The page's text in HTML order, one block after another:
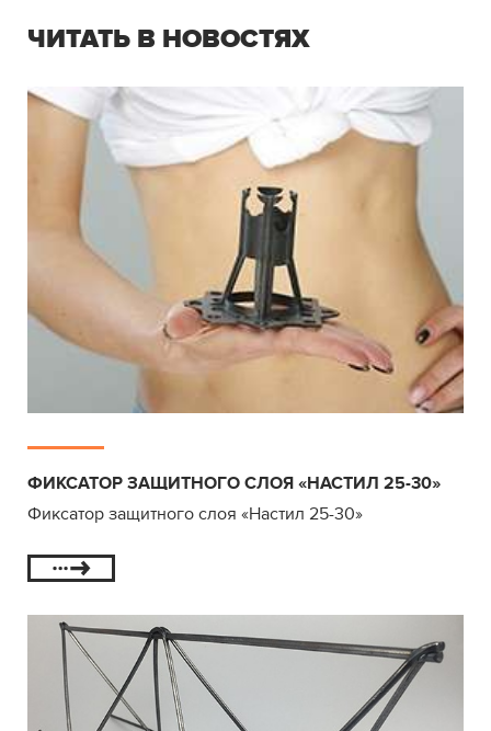
ЧИТАТЬ В НОВОСТЯХ
ФИКСАТОР ЗАЩИТНОГО СЛОЯ «НАСТИЛ 25-30»
Фиксатор защитного слоя «Настил 25-30»